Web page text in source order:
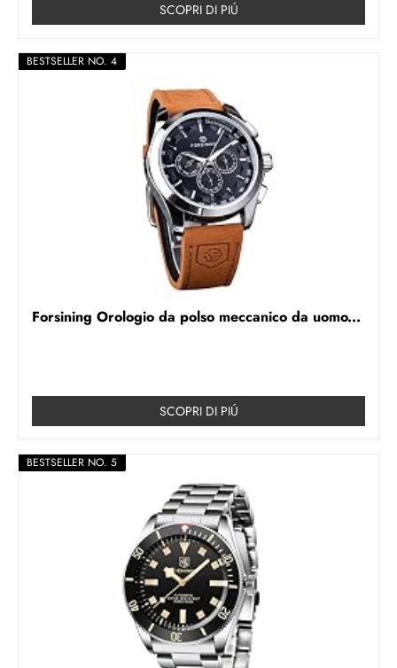
SCOPRI DI PIÚ
BESTSELLER NO. 4
Forsining Orologio da polso meccanico da uomo...
SCOPRI DI PIÚ
BESTSELLER NO. 5